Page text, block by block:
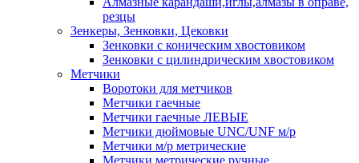
резцы
Зенкеры, Зенковки, Цековки
Зенковки с коническим хвостовиком
Зенковки с цилиндрическим хвостовиком
Метчики
Воротоки для метчиков
Метчики гаечные
Метчики гаечные ЛЕВЫЕ
Метчики дюймовые UNC/UNF м/р
Метчики м/р метрические
Метчики метрические ручные